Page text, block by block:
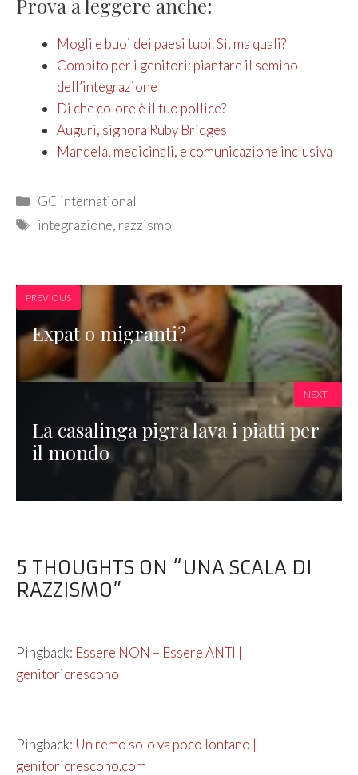
Prova a leggere anche:
Mogli e buoi dei paesi tuoi. Sì, ma quali?
Compito per i genitori: piantare il semino
dell’integrazione
Di che colore è il tuo pollice?
Auguri, signora Ruby Bridges
Mandela, medicinali, e comunicazione inclusiva
Categories
GC international
Tags
integrazione, razzismo
PREVIOUS
Expat o migranti?
La casalinga pigra lava i piatti per
il mondo
NEXT
5 THOUGHTS ON “UNA SCALA DI
RAZZISMO”
Pingback: Essere NON – Essere ANTI |
genitoricrescono
Pingback: Un remo solo va poco lontano |
genitoricrescono.com